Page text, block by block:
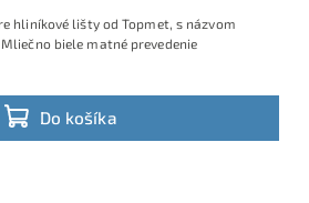
Do košíka
hliníkové lišty od Topmet, s názvom
Mliečno biele matné prevedenie